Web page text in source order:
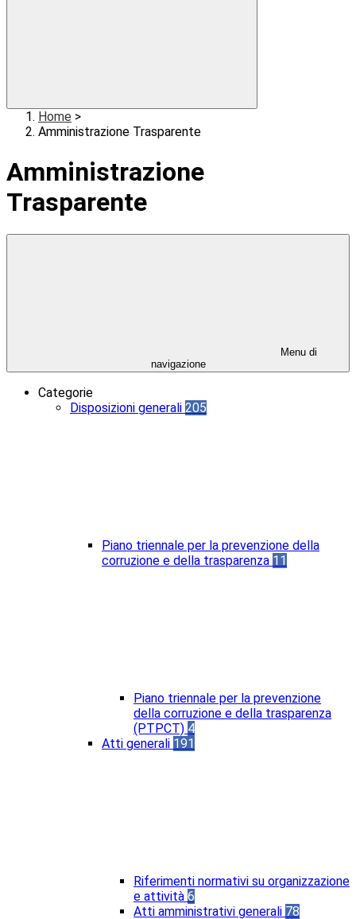
Home >
Amministrazione Trasparente
Amministrazione
Trasparente
Menu di
navigazione
Categorie
Disposizioni generali 205
Piano triennale per la prevenzione della
corruzione e della trasparenza 11
Piano triennale per la prevenzione
della corruzione e della trasparenza
(PTPCT) 4
Atti generali 191
Riferimenti normativi su organizzazione
e attività 6
Atti amministrativi generali 78